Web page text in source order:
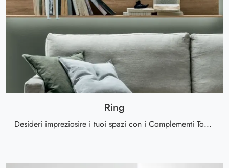
Ring
Desideri impreziosire i tuoi spazi con i Complementi Tomasella? Ti presentiamo molteplici modelli di mensole in melaminico come Ring.